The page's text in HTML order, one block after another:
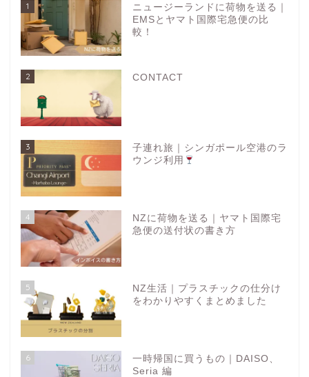
1
ニュージーランドに荷物を送る｜
EMSとヤマト国際宅急便の比
較！
2 CONTACT
3
子連れ旅｜シンガポール空港のラ
ウンジ利用
4
NZに荷物を送る｜ヤマト国際宅
急便の送付状の書き方
5
NZ生活｜プラスチックの仕分け
をわかりやすくまとめました
6
一時帰国に買うもの｜DAISO、
Seria 編